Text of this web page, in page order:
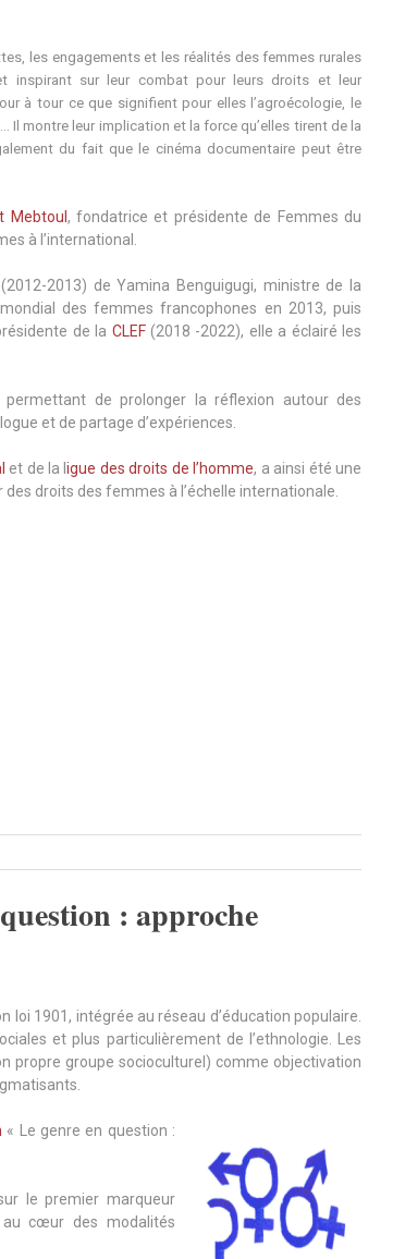
les engagements et les réalités des femmes rurales
inspirant sur leur combat pour leurs droits et leur
à tour ce que signifient pour elles l’agroécologie, le
Il montre leur implication et la force qu’elles tirent de la
du fait que le cinéma documentaire peut être
Mebtoul , fondatrice et présidente de Femmes du
à l’international.
2013) de Yamina Benguigugi, ministre de la
des femmes francophones en 2013, puis
de la CLEF(2018 -2022), elle a éclairé les
permettant de prolonger la réflexion autour des
et de partage d’expériences.
et de la ligue des droits de l’homme, a ainsi été une
droits des femmes à l’échelle internationale.
: approche
loi 1901, intégrée au réseau d’éducation populaire.
et plus particulièrement de l’ethnologie. Les
propre groupe socioculturel) comme objectivation
« Le genre en question :
le premier marqueur
au cœur des modalités